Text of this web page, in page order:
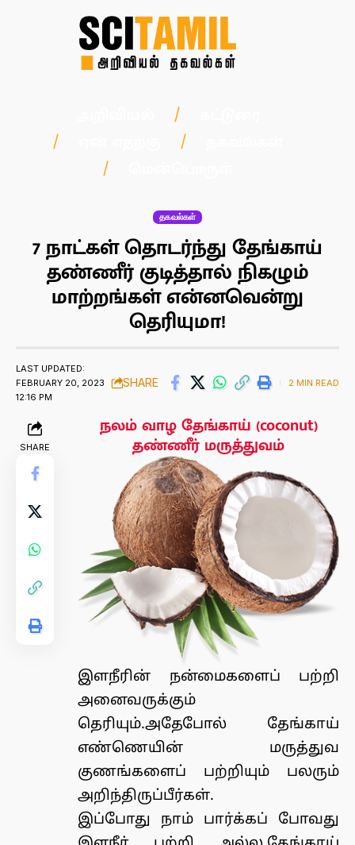
தகவல்கள்
7 நாட்கள் தொடர்ந்து தேங்காய்
தண்ணீர் குடித்தால் நிகழும்
மாற்றங்கள் என்னவென்று
தெரியுமா!
LAST UPDATED:
FEBRUARY 20, 2023
12:16 PM
SHARE 2 MIN READ
SHARE
நலம் வாழ தேங்காய் (coconut)
தண்ணீர் மருத்துவம்
இளநீரின் நன்மைகளைப் பற்றி
அனைவருக்கும்
தெரியும்.அதேபோல் தேங்காய்
எண்ணெயின் மருத்துவ
குணங்களைப் பற்றியும் பலரும்
அறிந்திருப்பீர்கள்.
இப்போது நாம் பார்க்கப் போவது